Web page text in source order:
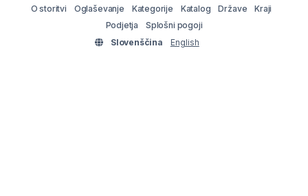
O storitvi
Oglaševanje Kategorije Katalog Države
Kraji
Podjetja
Splošni pogoji
Slovenščina
English